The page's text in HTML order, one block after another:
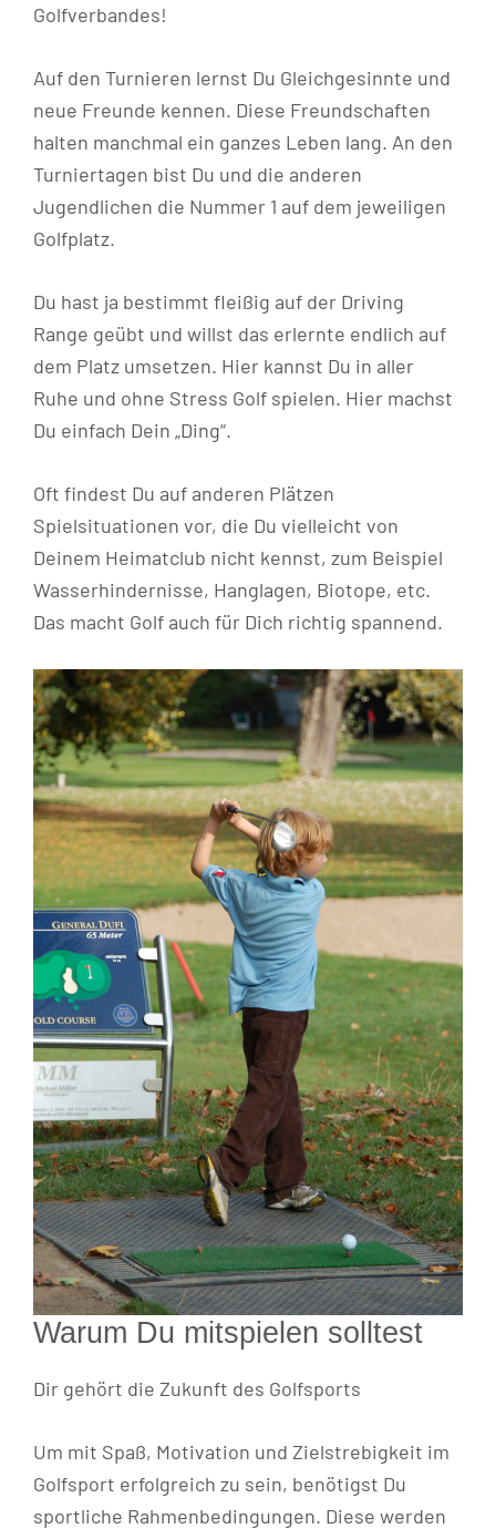
Golfverbandes!
Auf den Turnieren lernst Du Gleichgesinnte und
neue Freunde kennen. Diese Freundschaften
halten manchmal ein ganzes Leben lang. An den
Turniertagen bist Du und die anderen
Jugendlichen die Nummer 1 auf dem jeweiligen
Golfplatz.
Du hast ja bestimmt fleißig auf der Driving
Range geübt und willst das erlernte endlich auf
dem Platz umsetzen. Hier kannst Du in aller
Ruhe und ohne Stress Golf spielen. Hier machst
Du einfach Dein „Ding“.
Oft findest Du auf anderen Plätzen
Spielsituationen vor, die Du vielleicht von
Deinem Heimatclub nicht kennst, zum Beispiel
Wasserhindernisse, Hanglagen, Biotope, etc.
Das macht Golf auch für Dich richtig spannend.
Warum Du mitspielen solltest
Dir gehört die Zukunft des Golfsports
Um mit Spaß, Motivation und Zielstrebigkeit im
Golfsport erfolgreich zu sein, benötigst Du
sportliche Rahmenbedingungen. Diese werden